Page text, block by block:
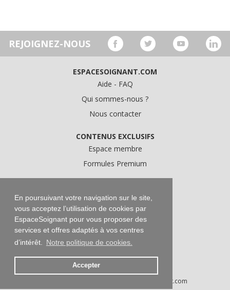
En poursuivant votre navigation sur le site,
vous acceptez l’utilisation de cookies par
EspaceSoignant pour vous proposer des
services et offres adaptés à vos centres
d’intérêt.
Notre politique de cookies.
Accepter
REJOIGNEZ-NOUS
ESPACESOIGNANT.COM
Aide - FAQ
Qui sommes-nous ?
Nous contacter
CONTENUS EXCLUSIFS
Espace membre
Formules Premium
Conditions Générales d'Utilisation
Données personnelles
Conditions Générales de Vente
Mentions légales
Droits d'auteur © 2016-2026 EspaceSoignant.com